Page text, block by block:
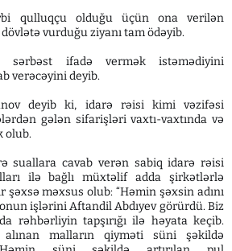
qulluqçu olduğu üçün ona verilən
dövlətə vurduğu ziyanı tam ödəyib.
sərbəst ifadə vermək istəmədiyini
verəcəyini deyib.
deyib ki, idarə rəisi kimi vəzifəsi
gələn sifarişləri vaxtı-vaxtında və
olub.
suallara cavab verən sabiq idarə rəisi
ilə bağlı müxtəlif adda şirkətlərlə
şəxsə məxsus olub: “Həmin şəxsin adını
işlərini Aftandil Abdıyev görürdü. Biz
rəhbərliyin tapşırığı ilə həyata keçib.
malların qiyməti süni şəkildə